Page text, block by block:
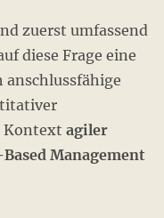
zuerst umfassend
diese Frage eine
Kontext agiler
Management